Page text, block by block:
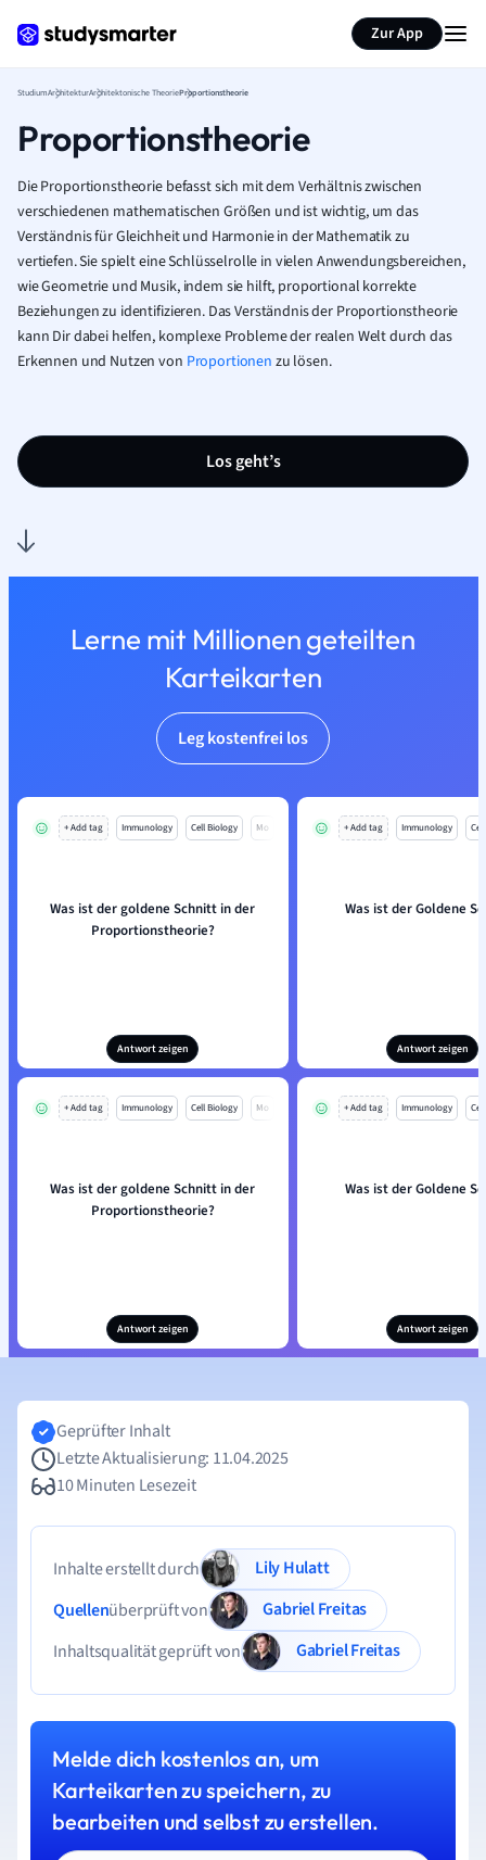
Zur App
StudiumArchitekturArchitektonische TheorieProportionstheorie
Proportionstheorie
Die Proportionstheorie befasst sich mit dem Verhältnis zwischen
verschiedenen mathematischen Größen und ist wichtig, um das
Verständnis für Gleichheit und Harmonie in der Mathematik zu
vertiefen. Sie spielt eine Schlüsselrolle in vielen Anwendungsbereichen,
wie Geometrie und Musik, indem sie hilft, proportional korrekte
Beziehungen zu identifizieren. Das Verständnis der Proportionstheorie
kann Dir dabei helfen, komplexe Probleme der realen Welt durch das
Erkennen und Nutzen von Proportionen zu lösen.
Los geht’s
Lerne mit Millionen geteilten
Karteikarten
Leg kostenfrei los
+ Add tag Immunology Cell Biology Mo
Was ist der goldene Schnitt in der
Proportionstheorie?
Antwort zeigen
+ Add tag Immunology
Was ist der Goldene
Antwort zeigen
+ Add tag Immunology Cell Biology Mo
Was ist der goldene Schnitt in der
Proportionstheorie?
Antwort zeigen
+ Add tag Immunology
Was ist der Goldene
Antwort zeigen
Geprüfter Inhalt
Letzte Aktualisierung: 11.04.2025
10 Minuten Lesezeit
Inhalte erstellt durch
Lily Hulatt
Quellenüberprüft von
Gabriel Freitas
Inhaltsqualität geprüft von
Gabriel Freitas
Melde dich kostenlos an, um
Karteikarten zu speichern, zu
bearbeiten und selbst zu erstellen.